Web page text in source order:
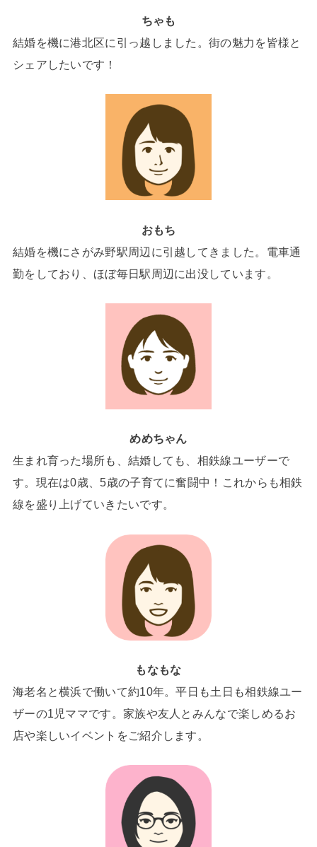
ちゃも
結婚を機に港北区に引っ越しました。街の魅力を皆様と
シェアしたいです！
おもち
結婚を機にさがみ野駅周辺に引越してきました。電車通
勤をしており、ほぼ毎日駅周辺に出没しています。
めめちゃん
生まれ育った場所も、結婚しても、相鉄線ユーザーで
す。現在は0歳、5歳の子育てに奮闘中！これからも相鉄
線を盛り上げていきたいです。
もなもな
海老名と横浜で働いて約10年。平日も土日も相鉄線ユー
ザーの1児ママです。家族や友人とみんなで楽しめるお
店や楽しいイベントをご紹介します。